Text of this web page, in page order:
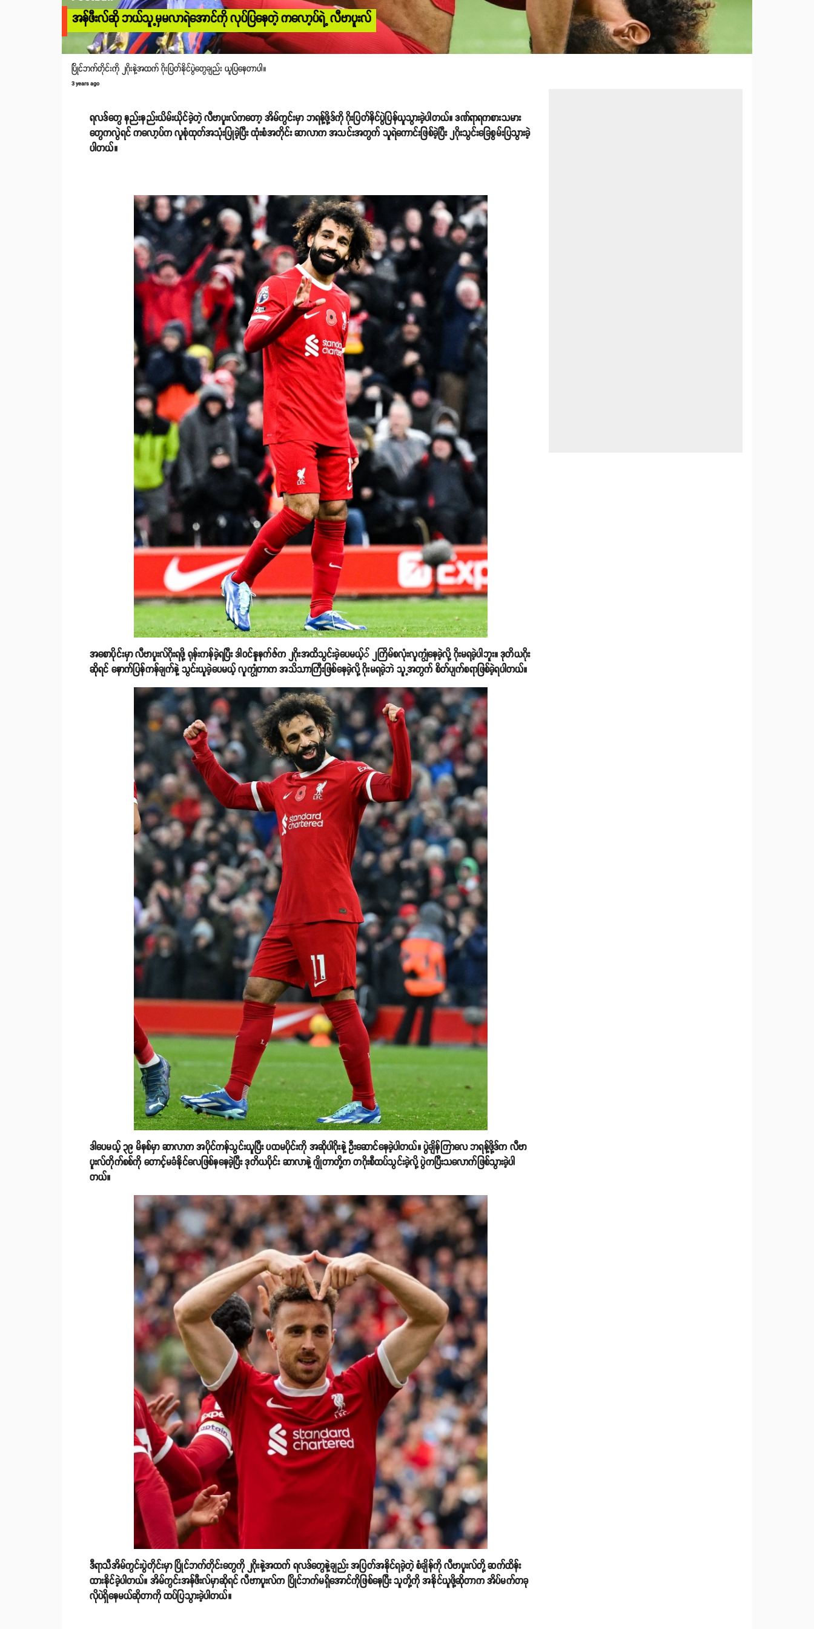
အန်ဖီးလ်ဆို ဘယ်သူ့မှမလာရဲအောင်ကို လုပ်ပြနေတဲ့ ကလော့ပ်ရဲ့ လီဗာပူးလ်
ပြိုင်ဘက်တိုင်းကို ၂ဂိုးနဲ့အထက် ဂိုးပြတ်နိုင်ပွဲတွေချည်း ယူပြနေတာပါ။
3 years ago
ရလဒ်တွေ နည်းနည်းယိမ်းယိုင်ခဲ့တဲ့ လီဗာပူးလ်ကတော့ အိမ်ကွင်းမှာ ဘရန့်ဖို့ဒ်ကို ဂိုးပြတ်နိင်ပွဲပြန်ယူသွားခဲ့ပါတယ်။ ဒဏ်ရာရကစားသမား
တွေကလွဲရင် ကလော့ပ်က လူစုံထုတ်အသုံးပြုခဲ့ပြီး ထုံးစံအတိုင်း ဆာလာက အသင်းအတွက် သူရဲကောင်းဖြစ်ခဲ့ပြီး ၂ဂိုးသွင်းခြေစွမ်းပြသွားခဲ့
ပါတယ်။
အစောပိုင်းမှာ လီဗာပူးလ်ဂိုးရဖို့ ရုန်းကန်ခဲ့ရပြီး ဒါဝင်နူနက်ဇ်က ၂ဂိုးအထိသွင်းခဲ့ပေမယ့်် ၂ကြိမ်စလုံးလူကျွံနေခဲ့လို့ ဂိုးမရခဲ့ပါဘူး။ ဒုတိယဂိုး
ဆိုရင် နောက်ပြန်ကန်ချက်နဲ့ သွင်းယူခဲ့ပေမယ့် လူကျွံတာက အသိသာာကြီးဖြစ်နေခဲ့လို့ ဂိုးမရခဲ့ဘဲ သူ့အတွက် စိတ်ပျက်စရာဖြစ်ခဲ့ရပါတယ်။
ဒါပေမယ့် ၃၉ မိနစ်မှာ ဆာလာက အပိုင်ကန်သွင်းယူပြီး ပထမပိုင်းကို အဆိုပါဂိုးနဲ့ ဦးဆောင်နေခဲ့ပါတယ်။ ပွဲချိန်ကြာလေ ဘရန့်ဖို့ဒ်က လီဗာ
ပူးလ်တိုက်စစ်ကို တောင့်မခံနိုင်လေဖြစ်နနေခဲ့ပြီး ဒုတိယပိုင်း ဆာလာနဲ့ ဂျိုတာတို့က တဂိုးစီထပ်သွင်းခဲ့လို့ ပွဲကပြီးသလောက်ဖြစ်သွားခဲ့ပါ
တယ်။
ဒီရာသီအိမ်ကွင်းပွဲတိုင်းမှာ ပြိုင်ဘက်တိုင်းတွေကို ၂ဂိုးနဲ့အထက် ရလဒ်တွေနဲ့ချည်း အပြတ်အနိုင်ရခဲ့တဲ့ စံချိန်ကို လီဗာပူးလ်တို့ ဆက်ထိန်း
ထားနိုင်ခဲ့ပါတယ်။ အိမ်ကွင်းအန်ဖီးလ်မှာဆိုရင် လီဗာာပူးလ်က ပြိုင်ဘက်မရှိအောင်ကိုဖြစ်နေပြီး သူတို့ကို အနိုင်ယူဖို့ဆိုတာက အိပ်မက်တခု
လိုပဲရှိနေမယ်ဆိုတာကို ထပ်ပြသွားခဲ့ပါတယ်။